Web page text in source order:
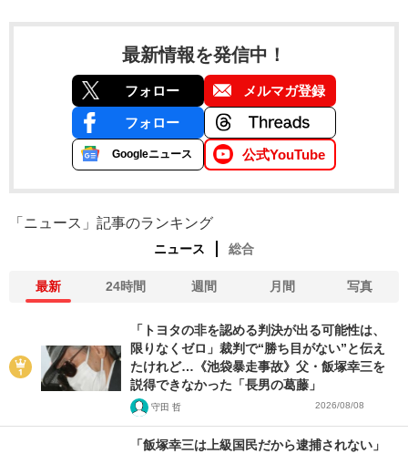
最新情報を発信中！
フォロー メルマガ登録
フォロー
Googleニュース 公式YouTube
「ニュース」記事のランキング
ニュース 総合
最新 24時間 週間 月間 写真
「トヨタの非を認める判決が出る可能性は、
限りなくゼロ」裁判で“勝ち目がない”と伝え
たけれど…《池袋暴走事故》父・飯塚幸三を
説得できなかった「長男の葛藤」
守田 哲 2026/08/08
「飯塚幸三は上級国民だから逮捕されない」